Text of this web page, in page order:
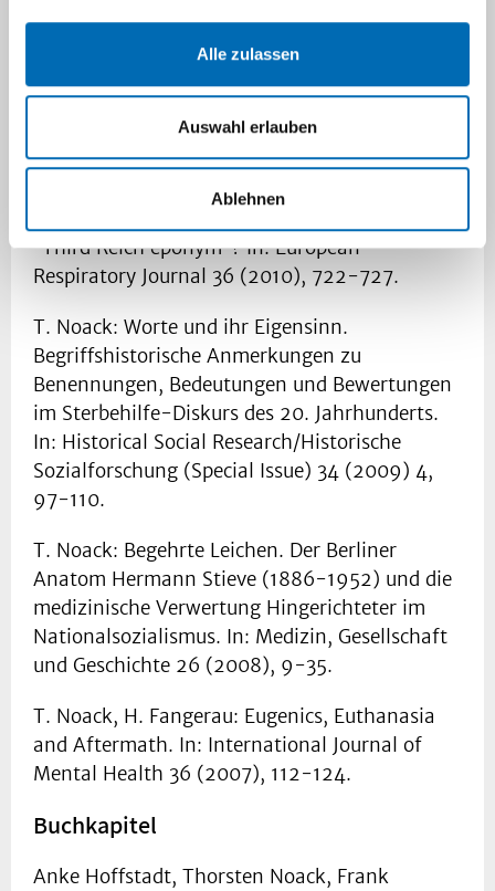
Alle zulassen
Auswahl erlauben
Ablehnen
Ausbildung 31 (2014).
T. Noack: Anatomical departments in Bavaria
of Anatomy, Special Issue “Anatomy in the
Third Reich”, 194 (2012), 3, 286-292.
“Third Reich eponym”? In: European
Respiratory Journal 36 (2010), 722-727.
T. Noack: Worte und ihr Eigensinn.
Begriffshistorische Anmerkungen zu
Benennungen, Bedeutungen und Bewertungen
im Sterbehilfe-Diskurs des 20. Jahrhunderts.
In: Historical Social Research/Historische
Sozialforschung (Special Issue) 34 (2009) 4,
97-110.
T. Noack: Begehrte Leichen. Der Berliner
Anatom Hermann Stieve (1886-1952) und die
medizinische Verwertung Hingerichteter im
Nationalsozialismus. In: Medizin, Gesellschaft
und Geschichte 26 (2008), 9-35.
T. Noack, H. Fangerau: Eugenics, Euthanasia
and Aftermath. In: International Journal of
Mental Health 36 (2007), 112-124.
Buchkapitel
Anke Hoffstadt, Thorsten Noack, Frank